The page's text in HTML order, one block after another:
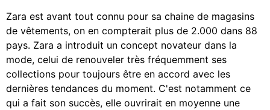
Zara est avant tout connu pour sa chaine de magasins
de vêtements, on en compterait plus de 2.000 dans 88
pays. Zara a introduit un concept novateur dans la
mode, celui de renouveler très fréquemment ses
collections pour toujours être en accord avec les
dernières tendances du moment. C'est notamment ce
qui a fait son succès, elle ouvrirait en moyenne une